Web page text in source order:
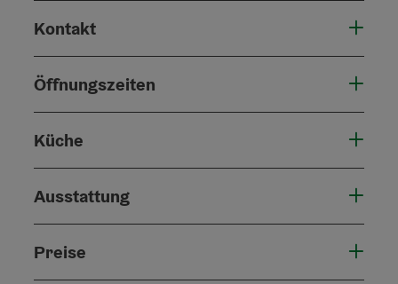
Kontakt
Öffnungszeiten
Küche
Ausstattung
Preise